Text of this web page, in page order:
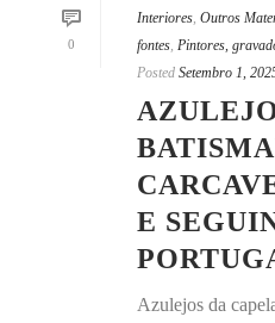
0
Interiores, Outros
fontes, Pintores,
Posted Setembro 1,
E
Azulejos da